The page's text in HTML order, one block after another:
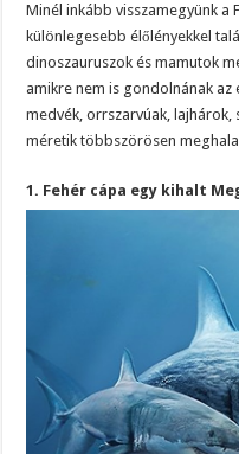
Minél inkább visszamegyünk a
különlegesebb élőlényekkel
dinoszauruszok és mamutok
amikre nem is gondolnának az
medvék, orrszarvúak, lajhárok,
méretik többszörösen
1. Fehér cápa egy kihalt